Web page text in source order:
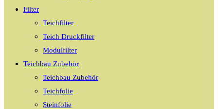
Filter
Teichfilter
Teich Druckfilter
Modulfilter
Teichbau Zubehör
Teichbau Zubehör
Teichfolie
Steinfolie